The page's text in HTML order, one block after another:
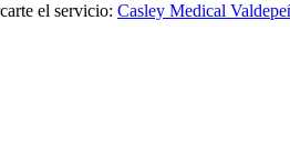
el servicio: Casley Medical